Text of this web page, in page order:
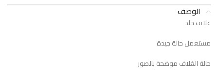
الوصف
غلاف جلد
مستعمل حالة جيدة
حالة الغلاف موضحة بالصور